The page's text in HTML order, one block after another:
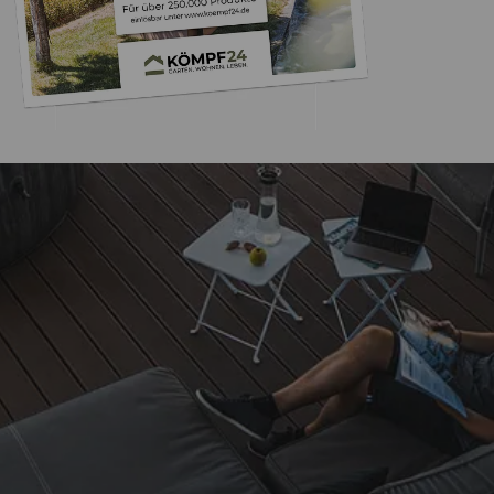
Trusted Shops
5,00/ 5
Sehr gut
„Alles perfekt,
einwandfrei